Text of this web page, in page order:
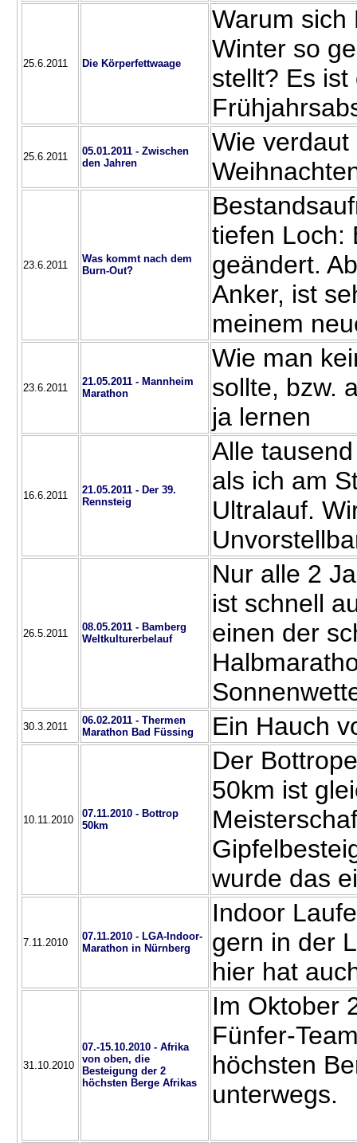
25.6.2011 Die Körperfettwaage
Warum sich
Winter so
stellt? Es
25.6.2011
05.01.2011 - Zwischen
den Jahren
Wie
23.6.2011
Was kommt nach dem
Burn-Out?
tiefen Loch:
geändert.
Anker, ist
meinem
23.6.2011
21.05.2011 - Mannheim
Marathon
Wie man
sollte, bzw.
ja lernen
16.6.2011
21.05.2011 - Der 39.
Rennsteig
Alle
als ich am
Ultralauf.
26.5.2011
08.05.2011 - Bamberg
Weltkulturerbelauf
Nur alle 2
ist schnell
einen der
30.3.2011
06.02.2011 - Thermen
Marathon Bad Füssing
Ein Hauch
10.11.2010
07.11.2010 - Bottrop
50km
Der
50km ist
wurde das
7.11.2010
07.11.2010 - LGA-Indoor-
Marathon in Nürnberg
Indoor
gern in der
hier hat
31.10.2010
07.-15.10.2010 - Afrika
von oben, die
Besteigung der 2
höchsten Berge Afrikas
Im Oktober
Fünfer-
höchsten
unterwegs.